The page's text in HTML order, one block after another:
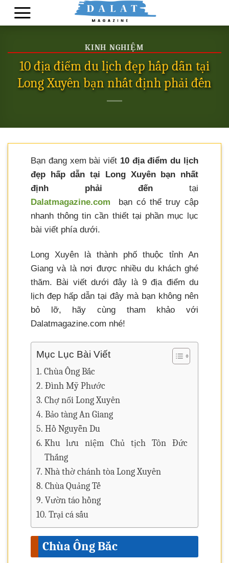
Skip
KINH NGHIỆM
10 địa điểm du lịch đẹp hấp dẫn tại
Long Xuyên bạn nhất định phải đến
Bạn đang xem bài viết 10 địa điểm du lịch
đẹp hấp dẫn tại Long Xuyên bạn nhất
định phải đến tại
Dalatmagazine.com
bạn có thể truy cập
nhanh thông tin cần thiết tại phần mục lục
bài viết phía dưới.
Long Xuyên là thành phố thuộc tỉnh An
Giang và là nơi được nhiều du khách ghé
thăm. Bài viết dưới đây là 9 địa điểm du
lịch đẹp hấp dẫn tại đây mà bạn không nên
bỏ lỡ, hãy cùng tham khảo với
Dalatmagazine.com nhé!
Mục Lục Bài Viết
Chùa Ông Bắc
Đình Mỹ Phước
Chợ nổi Long Xuyên
Bảo tàng An Giang
Hồ Nguyễn Du
Khu lưu niệm Chủ tịch Tôn Đức
Thắng
Nhà thờ chánh tòa Long Xuyên
Chùa Quảng Tế
Vườn táo hồng
Trại cá sấu
Chùa Ông Bắc